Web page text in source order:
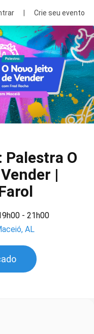
Crie seu evento
Palestra O
|
- 21h00
AL